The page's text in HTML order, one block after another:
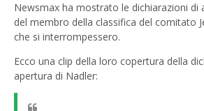
Newsmax ha mostrato le dichiarazioni di
del membro della classifica del comitato
che si interrompessero.
Ecco una clip della loro copertura della
apertura di Nadler: